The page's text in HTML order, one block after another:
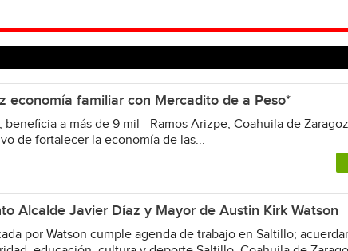
economía familiar con Mercadito de a Peso*
beneficia a más de 9 mil_ Ramos Arizpe, Coahuila de
de fortalecer la economía de las...
Alcalde Javier Díaz y Mayor de Austin Kirk Watson
por Watson cumple agenda de trabajo en Saltillo;